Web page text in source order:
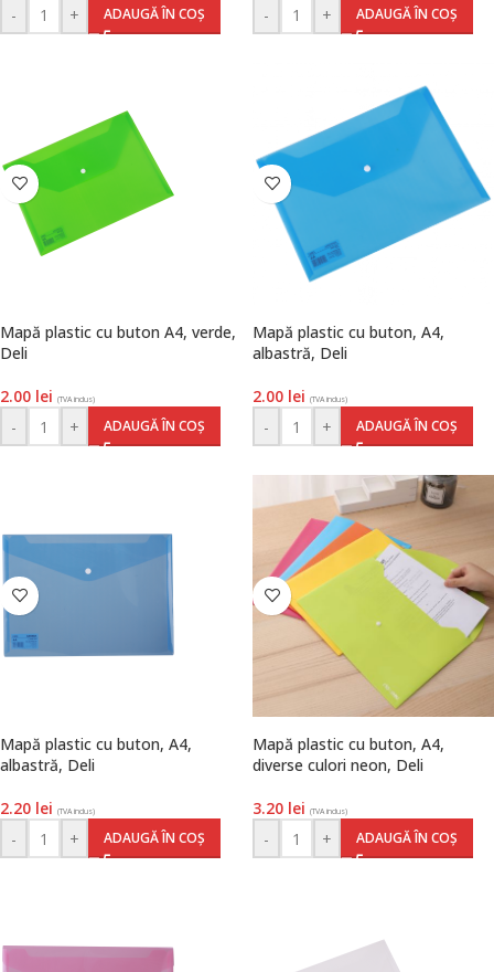
- + ADAUGĂ ÎN COȘ - + ADAUGĂ ÎN COȘ
Mapă plastic cu buton A4, verde,
Deli
2.00 lei (TVA inclus)
- + ADAUGĂ ÎN COȘ
Mapă plastic cu buton, A4,
albastră, Deli
2.00 lei (TVA inclus)
- + ADAUGĂ ÎN COȘ
Mapă plastic cu buton, A4,
albastră, Deli
2.20 lei (TVA inclus)
- + ADAUGĂ ÎN COȘ
Mapă plastic cu buton, A4,
diverse culori neon, Deli
3.20 lei (TVA inclus)
- + ADAUGĂ ÎN COȘ